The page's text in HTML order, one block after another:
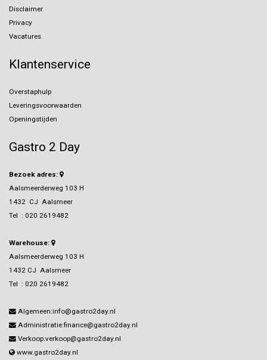
Disclaimer
Privacy
Vacatures
Klantenservice
Overstaphulp
Leveringsvoorwaarden
Openingstijden
Gastro 2 Day
Bezoek adres:
Aalsmeerderweg 103 H
1432 CJ Aalsmeer
Tel : 020 2619482
Warehouse:
Aalsmeerderweg 103 H
1432 CJ Aalsmeer
Tel : 020 2619482
Algemeen:info@gastro2day.nl
Administratie:finance@gastro2day.nl
Verkoop:verkoop@gastro2day.nl
www.gastro2day.nl